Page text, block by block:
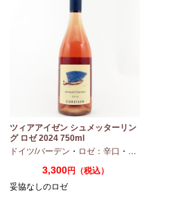
ツィアアイゼン シュメッターリン
グ ロゼ 2024 750ml
ドイツ/バーデン ・ ロゼ：辛口 ・
3,300円（税込）
妥協なしのロゼ